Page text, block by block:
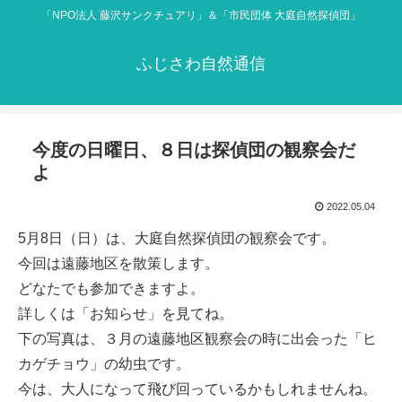
「NPO法人 藤沢サンクチュアリ」＆「市民団体 大庭自然探偵団」
ふじさわ自然通信
今度の日曜日、８日は探偵団の観察会だ
よ
2022.05.04
5月8日（日）は、大庭自然探偵団の観察会です。
今回は遠藤地区を散策します。
どなたでも参加できますよ。
詳しくは「お知らせ」を見てね。
下の写真は、３月の遠藤地区観察会の時に出会った「ヒ
カゲチョウ」の幼虫です。
今は、大人になって飛び回っているかもしれませんね。